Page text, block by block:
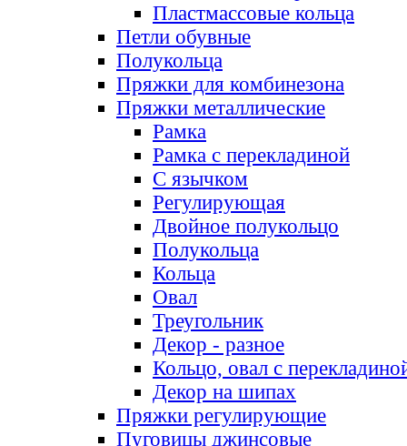
Пластмассовые кольца
Петли обувные
Полукольца
Пряжки для комбинезона
Пряжки металлические
Рамка
Рамка с перекладиной
С язычком
Регулирующая
Двойное полукольцо
Полукольца
Кольца
Овал
Треугольник
Декор - разное
Кольцо, овал с
Декор на шипах
Пряжки регулирующие
Пуговицы джинсовые